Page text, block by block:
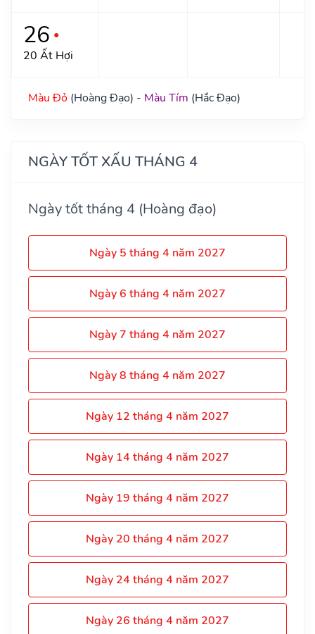
26 ●
20 Ất Hợi
Màu Đỏ (Hoàng Đạo) - Màu Tím (Hắc Đạo)
NGÀY TỐT XẤU THÁNG 4
Ngày tốt tháng 4 (Hoàng đạo)
Ngày 5 tháng 4 năm 2027
Ngày 6 tháng 4 năm 2027
Ngày 7 tháng 4 năm 2027
Ngày 8 tháng 4 năm 2027
Ngày 12 tháng 4 năm 2027
Ngày 14 tháng 4 năm 2027
Ngày 19 tháng 4 năm 2027
Ngày 20 tháng 4 năm 2027
Ngày 24 tháng 4 năm 2027
Ngày 26 tháng 4 năm 2027